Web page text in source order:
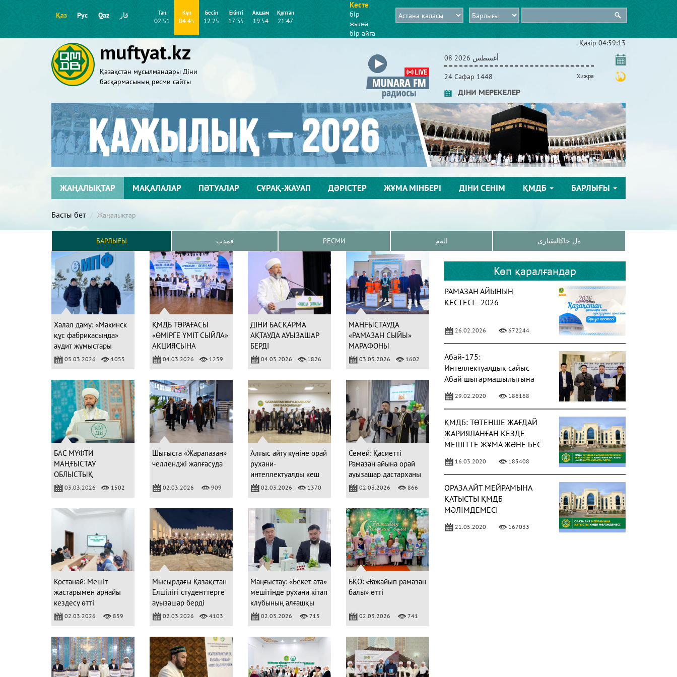
Қаз Рус Qaz قاز Таң
02:51
Күн
04:45
Бесін
12:25
Екінті
17:35
Ақшам
19:54
Құптан
21:47
Кесте
бір
жылға
бір айға
muftyat.kz
Қазақстан мұсылмандары Діни
басқармасының ресми сайты
Қазір 04:59:14
08 أغسطس 2026
24 Сафар 1448 Хижра
ДІНИ МЕРЕКЕЛЕР
ЖАҢАЛЫҚТАР МАҚАЛАЛАР ПӘТУАЛАР СҰРАҚ-ЖАУАП ДӘРІСТЕР ЖҰМА МІНБЕРІ ДІНИ СЕНІМ ҚМДБ БАРЛЫҒЫ
Басты бет Жаңалықтар
БАРЛЫҒЫ قمدب РЕСМИ الەم ەل جاڭالىقتارى
Халал даму: «Макинск
құс фабрикасында»
аудит жұмыстары
жүргізілді
05.03.2026 1055
ҚМДБ ТӨРАҒАСЫ
«ӨМІРГЕ ҮМІТ СЫЙЛА»
АКЦИЯСЫНА
ҚАТЫСТЫ
04.03.2026 1259
ДІНИ БАСҚАРМА
АҚТАУДА АУЫЗАШАР
БЕРДІ
04.03.2026 1826
МАҢҒЫСТАУДА
«РАМАЗАН СЫЙЫ»
МАРАФОНЫ
ЖАЛҒАСЫН ТАПТЫ
03.03.2026 1602
БАС МҮФТИ
МАҢҒЫСТАУ
ОБЛЫСТЫҚ
МЕШІТІНДЕ НАСИХАТ
АЙТТЫ
03.03.2026 1502
Шығыста «Жарапазан»
челленджі жалғасуда
02.03.2026 909
Алғыс айту күніне орай
рухани-
интеллектуалды кеш
өтті02.03.2026 1370
Семей: Қасиетті
Рамазан айына орай
ауызашар дастарханы
жайылды
02.03.2026 866
Қостанай: Мешіт
жастарымен арнайы
кездесу өтті
02.03.2026 859
Мысырдағы Қазақстан
Елшілігі студенттерге
ауызашар берді
02.03.2026 4103
Маңғыстау: «Бекет ата»
мешітінде рухани кітап
клубының алғашқы
жиыны өтті
02.03.2026 715
БҚО: «Ғажайып рамазан
балы» өтті
02.03.2026 741
Көп қаралғандар
РАМАЗАН АЙЫНЫҢ
КЕСТЕСІ - 2026
26.02.2026 672244
Абай-175:
Интеллектуалдық сайыс
Абай шығармашылығына
29.02.2020 186168
ҚМДБ: ТӨТЕНШЕ ЖАҒДАЙ
ЖАРИЯЛАНҒАН КЕЗДЕ
МЕШІТТЕ ЖҰМА ЖӘНЕ БЕС
ҚАТЫСТЫ ПӘТУА
16.03.2020 185408
ОРАЗА АЙТ МЕЙРАМЫНА
ҚАТЫСТЫ ҚМДБ
МӘЛІМДЕМЕСІ
21.05.2020 167033